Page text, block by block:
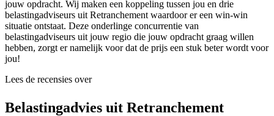
jouw opdracht. Wij maken een koppeling tussen jou en drie
belastingadviseurs uit Retranchement waardoor er een win-win
situatie ontstaat. Deze onderlinge concurrentie van
belastingadviseurs uit jouw regio die jouw opdracht graag willen
hebben, zorgt er namelijk voor dat de prijs een stuk beter wordt voor
jou!
Lees de recensies over
Belastingadvies uit Retranchement